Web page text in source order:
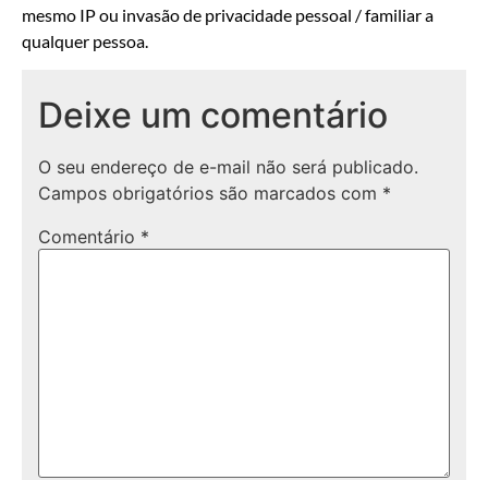
mesmo IP ou invasão de privacidade pessoal / familiar a
qualquer pessoa.
Deixe um comentário
O seu endereço de e-mail não será publicado.
Campos obrigatórios são marcados com *
Comentário *